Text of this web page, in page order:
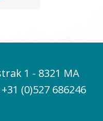
1 - 8321 MA
(0)527 686246